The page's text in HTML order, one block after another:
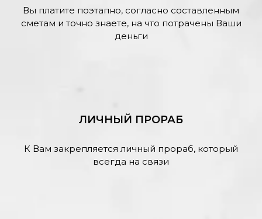
Вы платите поэтапно, согласно составленным
сметам и точно знаете, на что потрачены Ваши
деньги
ЛИЧНЫЙ ПРОРАБ
К Вам закрепляется личный прораб, который
всегда на связи